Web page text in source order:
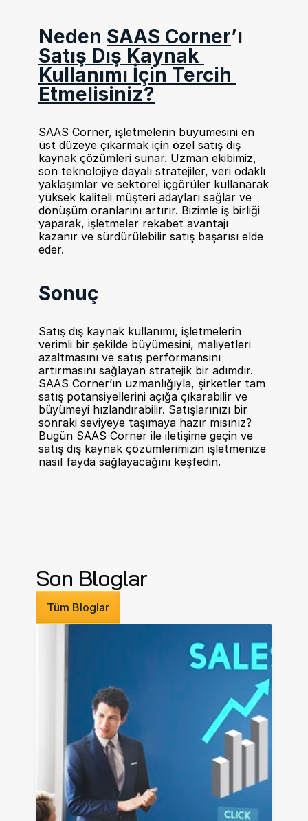
Neden SAAS Corner
Satış Dış Kaynak
Kullanımı İçin Tercih
Etmelisiniz?
SAAS Corner, işletmelerin büyümesini en
üst düzeye çıkarmak için özel satış dış
kaynak çözümleri sunar. Uzman ekibimiz,
son teknolojiye dayalı stratejiler, veri odaklı
yaklaşımlar ve sektörel içgörüler kullanarak
yüksek kaliteli müşteri adayları sağlar ve
dönüşüm oranlarını artırır. Bizimle iş birliği
yaparak, işletmeler rekabet avantajı
kazanır ve sürdürülebilir satış başarısı elde
eder.
Sonuç
Satış dış kaynak kullanımı, işletmelerin
verimli bir şekilde büyümesini, maliyetleri
azaltmasını ve satış performansını
artırmasını sağlayan stratejik bir adımdır.
SAAS Corner’ın uzmanlığıyla, şirketler tam
satış potansiyellerini açığa çıkarabilir ve
büyümeyi hızlandırabilir. Satışlarınızı bir
sonraki seviyeye taşımaya hazır mısınız?
Bugün SAAS Corner ile iletişime geçin ve
satış dış kaynak çözümlerimizin işletmenize
nasıl fayda sağlayacağını keşfedin.
Son Bloglar
Tüm Bloglar